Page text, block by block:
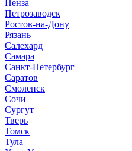
Пенза
Петрозаводск
Ростов-на-Дону
Рязань
Салехард
Самара
Санкт-Петербург
Саратов
Смоленск
Сочи
Сургут
Тверь
Томск
Тула